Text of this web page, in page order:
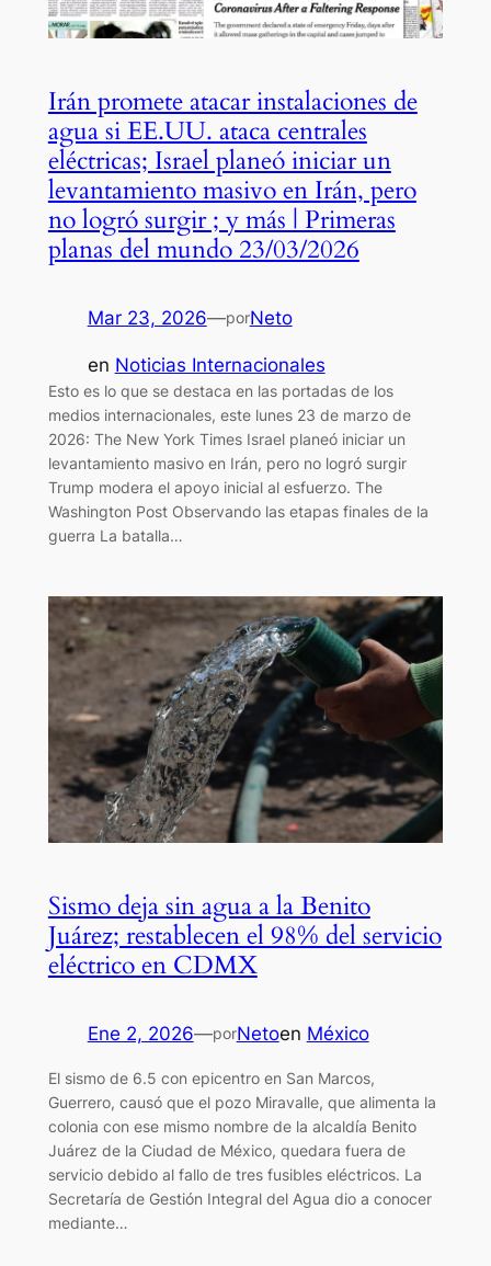
Irán promete atacar instalaciones de
agua si EE.UU. ataca centrales
eléctricas; Israel planeó iniciar un
levantamiento masivo en Irán, pero
no logró surgir ; y más | Primeras
planas del mundo 23/03/2026
Mar 23, 2026—porNeto
en Noticias Internacionales
Esto es lo que se destaca en las portadas de los
medios internacionales, este lunes 23 de marzo de
2026: The New York Times Israel planeó iniciar un
levantamiento masivo en Irán, pero no logró surgir
Trump modera el apoyo inicial al esfuerzo. The
Washington Post Observando las etapas finales de la
guerra La batalla…
Sismo deja sin agua a la Benito
Juárez; restablecen el 98% del servicio
eléctrico en CDMX
Ene 2, 2026—porNetoen México
El sismo de 6.5 con epicentro en San Marcos,
Guerrero, causó que el pozo Miravalle, que alimenta la
colonia con ese mismo nombre de la alcaldía Benito
Juárez de la Ciudad de México, quedara fuera de
servicio debido al fallo de tres fusibles eléctricos. La
Secretaría de Gestión Integral del Agua dio a conocer
mediante…